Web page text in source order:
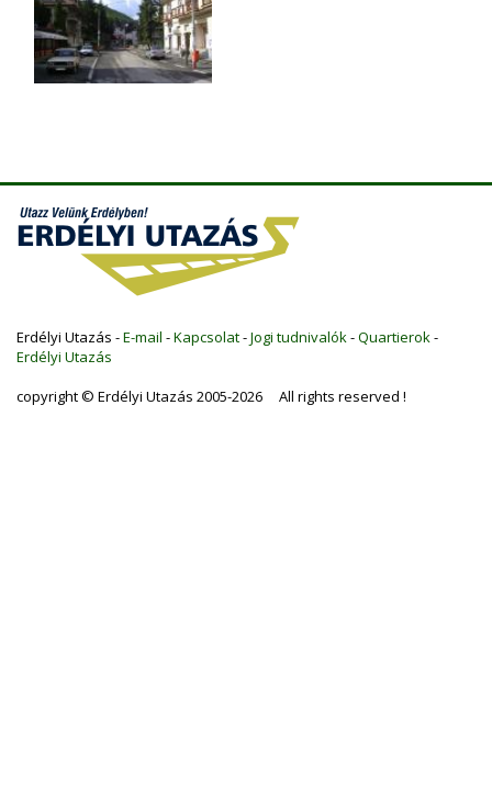
Erdélyi Utazás -E-mail -Kapcsolat-Jogi tudnivalók -Quartierok -
Erdélyi Utazás
copyright © Erdélyi Utazás 2005-2026 All rights reserved !